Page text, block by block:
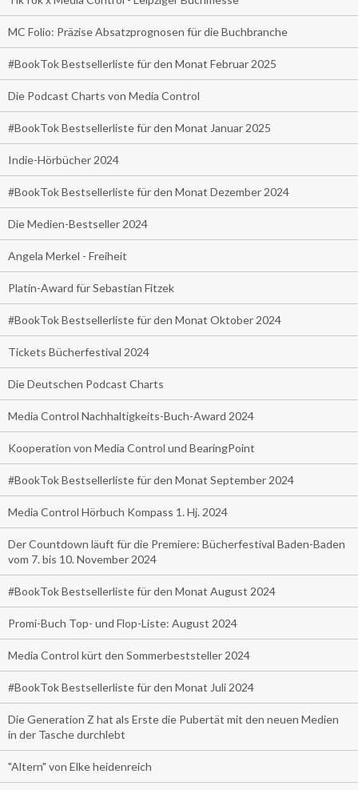
MC Folio: Präzise Absatzprognosen für die Buchbranche
#BookTok Bestsellerliste für den Monat Februar 2025
Die Podcast Charts von Media Control
#BookTok Bestsellerliste für den Monat Januar 2025
Indie-Hörbücher 2024
#BookTok Bestsellerliste für den Monat Dezember 2024
Die Medien-Bestseller 2024
Angela Merkel - Freiheit
Platin-Award für Sebastian Fitzek
#BookTok Bestsellerliste für den Monat Oktober 2024
Tickets Bücherfestival 2024
Die Deutschen Podcast Charts
Media Control Nachhaltigkeits-Buch-Award 2024
Kooperation von Media Control und BearingPoint
#BookTok Bestsellerliste für den Monat September 2024
Media Control Hörbuch Kompass 1. Hj. 2024
Der Countdown läuft für die Premiere: Bücherfestival Baden-Baden
vom 7. bis 10. November 2024
#BookTok Bestsellerliste für den Monat August 2024
Promi-Buch Top- und Flop-Liste: August 2024
Media Control kürt den Sommerbeststeller 2024
#BookTok Bestsellerliste für den Monat Juli 2024
Die Generation Z hat als Erste die Pubertät mit den neuen Medien
in der Tasche durchlebt
"Altern" von Elke heidenreich